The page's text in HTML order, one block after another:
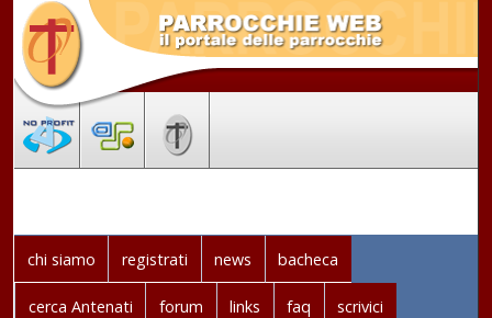
chi siamo registrati news bacheca
cerca Antenati forum links faq scrivici